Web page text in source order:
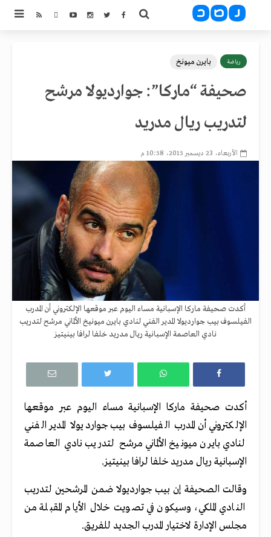
رياضة بايرن ميونخ
صحيفة “ماركا”: جوارديولا مرشح
لتدريب ريال مدريد
الأربعاء، 23 ديسمبر 2015، 10:58 م
أكدت صحيفة ماركا الإسبانية مساء اليوم عبر موقعها الإلكتروني أن المدرب
الفيلسوف بيب جوارديولا المدير الفني لنادي بايرن ميونيخ الألماني مرشح لتدريب
نادي العاصمة الإسبانية ريال مدريد خلفا لرافا بينيتيز
أكدت صحيفة ماركا الإسبانية مساء اليوم عبر موقعها
الإلكتروني أن المدرب الفيلسوف بيب جوارديولا المدير الفني
لنادي بايرن ميونيخ الألماني مرشح لتدريب نادي العاصمة
الإسبانية ريال مدريد خلفا لرافا بينيتيز.
وقالت الصحيفة إن بيب جوارديولا ضمن المرشحين لتدريب
النادي الملكي، وسيكون في تصويت خلال الأيام المقبلة من
مجلس الإدارة لاختيار المدرب الجديد للفريق.